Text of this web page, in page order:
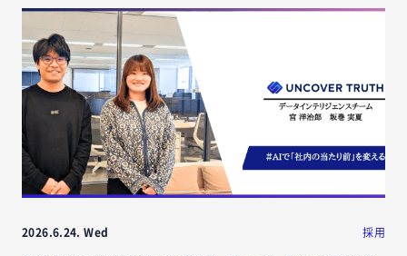
2026.6.24. Wed 採用